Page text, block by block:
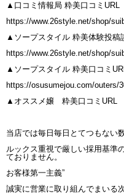
▲口コミ情報局 粋美口コミURL
https://www.26style.net/shop/
▲ソープスタイル 粋美体験投稿
https://www.26style.net/shop/
▲ソープスタイル 粋美口コミ
https://osusumejou.com/outers/
▲オススメ嬢 粋美口コミURL
当店では毎日毎日とてつもない
ルックス重視で厳しい採用基準
ておりません。
お客様第一主義”
誠実に営業に取り組んでまいる